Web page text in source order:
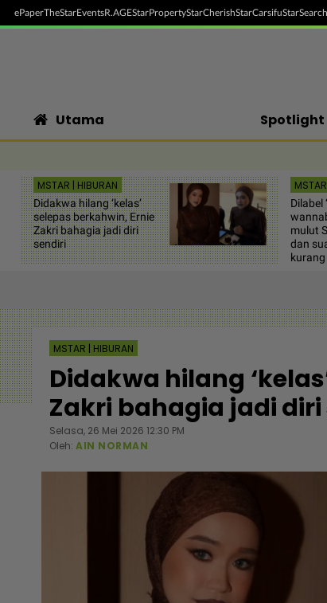
ePaperTheStarEventsR.AGEStarPropertyStarCherishStarCarsifuStarSearch
Utama Spotlight
MSTAR | HIBURAN
Didakwa hilang ‘kelas’
selepas berkahwin, Ernie
Zakri bahagia jadi diri
sendiri
Dilabel
mulut
dan
MSTAR | HIBURAN
Didakwa hilang
Zakri bahagia jadi
Selasa, 26 Mei 2026 12:30 PM
Oleh: AIN NORMAN